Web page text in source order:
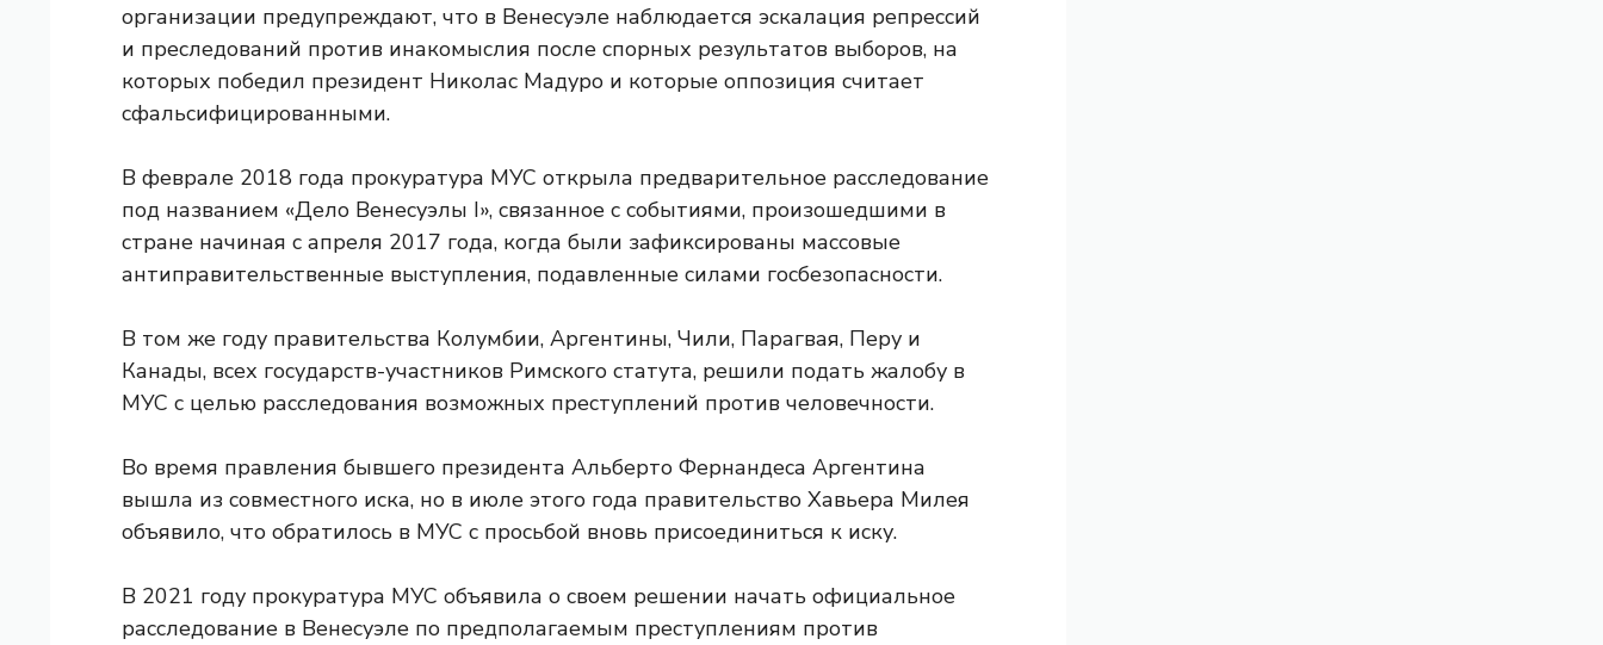
организации предупреждают, что в Венесуэле наблюдается эскалация репрессий
и преследований против инакомыслия после спорных результатов выборов, на
которых победил президент Николас Мадуро и которые оппозиция считает
сфальсифицированными.
В феврале 2018 года прокуратура МУС открыла предварительное расследование
под названием «Дело Венесуэлы I», связанное с событиями, произошедшими в
стране начиная с апреля 2017 года, когда были зафиксированы массовые
антиправительственные выступления, подавленные силами госбезопасности.
В том же году правительства Колумбии, Аргентины, Чили, Парагвая, Перу и
Канады, всех государств-участников Римского статута, решили подать жалобу в
МУС с целью расследования возможных преступлений против человечности.
Во время правления бывшего президента Альберто Фернандеса Аргентина
вышла из совместного иска, но в июле этого года правительство Хавьера Милея
объявило, что обратилось в МУС с просьбой вновь присоединиться к иску.
В 2021 году прокуратура МУС объявила о своем решении начать официальное
расследование в Венесуэле по предполагаемым преступлениям против